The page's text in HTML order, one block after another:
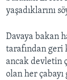
yaşadıklarını
Davaya bakan
tarafından geri
ancak devletin
olan her